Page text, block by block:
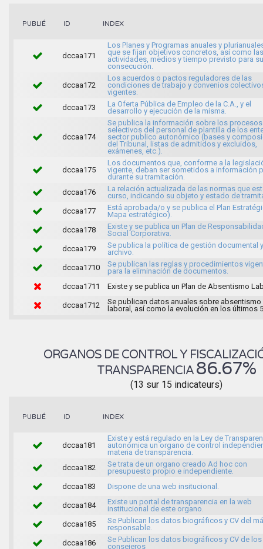
PUBLIÉ ID INDEX
dccaa171
Los Planes y Programas anuales y
que se fijan objetivos concretos, así como las
actividades, medios y tiempo previsto para su
consecución.
dccaa172
Los acuerdos o pactos reguladores de las
condiciones de trabajo y convenios
vigentes.
dccaa173
La Oferta Pública de Empleo de la C.A., y el
desarrollo y ejecución de la misma.
dccaa174
Se publica la información sobre los procesos
selectivos del personal de plantilla de los
sector publico autonómico (bases y
del Tribunal, listas de admitidos y excluidos,
exámenes, etc.).
dccaa175
Los documentos que, conforme a la
vigente, deban ser sometidos a información
durante su tramitación.
dccaa176
La relación actualizada de las normas que
curso, indicando su objeto y estado de
dccaa177
Está aprobada/o y se publica el Plan
Mapa estratégico).
dccaa178
Existe y se publica un Plan de
Social Corporativa.
dccaa179
Se publica la política de gestión documental
archivo.
dccaa1710
Se publican las reglas y procedimientos
para la eliminación de documentos.
dccaa1711
Existe y se publica un Plan de Absentismo
dccaa1712
Se publican datos anuales sobre absentismo
laboral, así como la evolución en los últimos
ORGANOS DE CONTROL Y
TRANSPARENCIA 86.67%
(13 sur 15 indicateurs)
PUBLIÉ ID INDEX
dccaa181
Existe y está regulado en la Ley de
autonómica un organo de control
materia de transparencia.
dccaa182
Se trata de un organo creado Ad hoc con
presupuesto propio e independiente.
dccaa183
Dispone de una web insitucional.
dccaa184
Existe un portal de transparencia en la web
institucional de este organo.
dccaa185
Se Publican los datos biográficos y CV del
responsable.
dccaa186
Se Publican los datos biográficos y CV de los
consejeros